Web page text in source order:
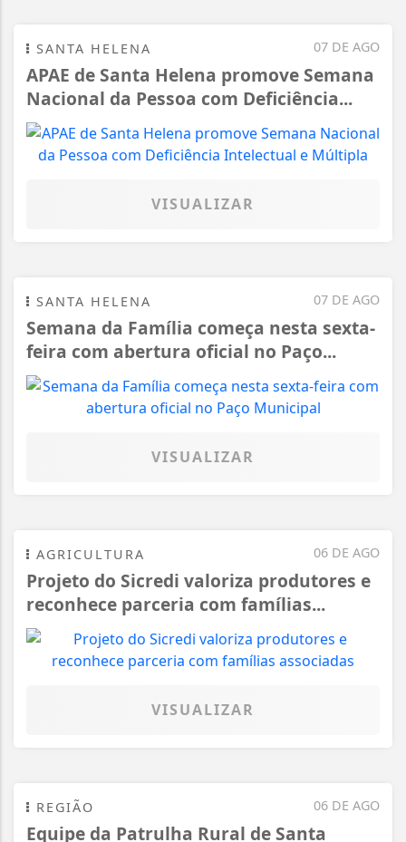
07 DE AGO
SANTA HELENA
APAE de Santa Helena promove Semana
Nacional da Pessoa com Deficiência...
VISUALIZAR
07 DE AGO
SANTA HELENA
Semana da Família começa nesta sexta-
feira com abertura oficial no Paço...
VISUALIZAR
06 DE AGO
AGRICULTURA
Projeto do Sicredi valoriza produtores e
reconhece parceria com famílias...
VISUALIZAR
06 DE AGO
REGIÃO
Equipe da Patrulha Rural de Santa